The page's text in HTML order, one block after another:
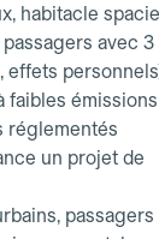
habitacle
avec 3
effets
faibles émissions
réglementés
un projet de
passagers